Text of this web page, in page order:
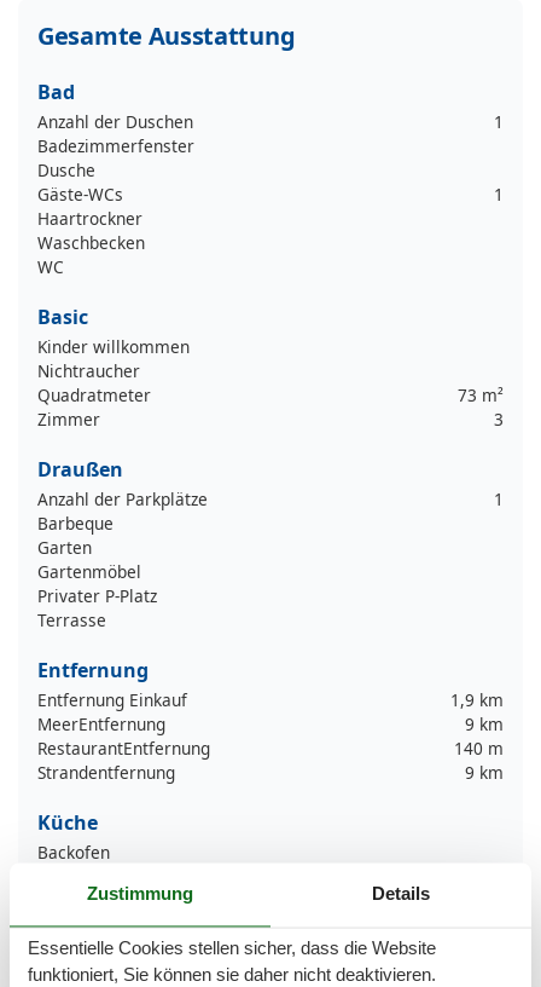
Gesamte Ausstattung
Bad
Anzahl der Duschen
1
Badezimmerfenster
Dusche
Gäste-WCs
1
Haartrockner
Waschbecken
WC
Basic
Kinder willkommen
Nichtraucher
Quadratmeter
73 m²
Zimmer
3
Draußen
Anzahl der Parkplätze
1
Barbeque
Garten
Gartenmöbel
Privater P-Platz
Terrasse
Entfernung
Entfernung Einkauf
1,9 km
MeerEntfernung
9 km
RestaurantEntfernung
140 m
Strandentfernung
9 km
Küche
Backofen
Kaffeemaschine
Kochutensilien
Küche
Kühlschrank
Zustimmung Details
Essentielle Cookies stellen sicher, dass die Website
funktioniert, Sie können sie daher nicht deaktivieren.